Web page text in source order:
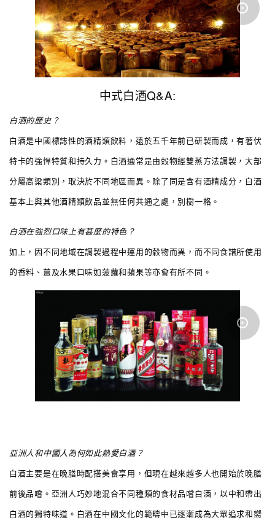
中式白酒Q&A:
白酒的歷史？
白酒是中國標誌性的酒精類飲料，遠於五千年前已研製而成，有著伏
特卡的強悍特質和持久力。白酒通常是由穀物經雙蒸方法調製，大部
分屬高粱類別，取決於不同地區而異。除了同是含有酒精成分，白酒
基本上與其他酒精類飲品並無任何共通之處，別樹一格。
白酒在強烈口味上有甚麼的特色？
如上，因不同地域在調製過程中運用的穀物而異，而不同食譜所使用
的香料、薑及水果口味如菠蘿和蘋果等亦會有所不同。
亞洲人和中國人為何如此熱愛白酒？
白酒主要是在晚膳時配搭美食享用，但現在越來越多人也開始於晚膳
前後品嚐。亞洲人巧妙地混合不同種類的食材品嚐白酒，以中和帶出
白酒的獨特味道。白酒在中國文化的範疇中已逐漸成為大眾追求和嚮